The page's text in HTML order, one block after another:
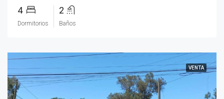
4
Dormitorios
2
Baños
VENTA